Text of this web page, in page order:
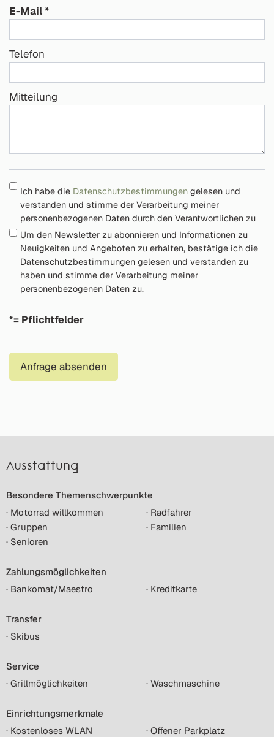
E-Mail
Telefon
Mitteilung
Ich habe die Datenschutzbestimmungen gelesen und
verstanden und stimme der Verarbeitung meiner
personenbezogenen Daten durch den Verantwortlichen zu
Um den Newsletter zu abonnieren und Informationen zu
Neuigkeiten und Angeboten zu erhalten, bestätige ich die
Datenschutzbestimmungen gelesen und verstanden zu
haben und stimme der Verarbeitung meiner
personenbezogenen Daten zu.
*= Pflichtfelder
Anfrage absenden
Ausstattung
Besondere Themenschwerpunkte
· Motorrad willkommen
· Radfahrer
· Gruppen
· Familien
· Senioren
Zahlungsmöglichkeiten
· Bankomat/Maestro
· Kreditkarte
Transfer
· Skibus
Service
· Grillmöglichkeiten
· Waschmaschine
Einrichtungsmerkmale
· Kostenloses WLAN
· Offener Parkplatz